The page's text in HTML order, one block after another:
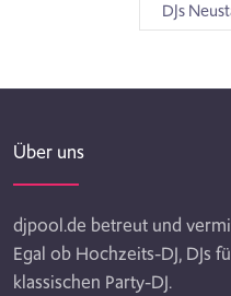
DJs
Über uns
djpool.de betreut und
Egal ob Hochzeits-DJ, DJs
klassischen Party-DJ.